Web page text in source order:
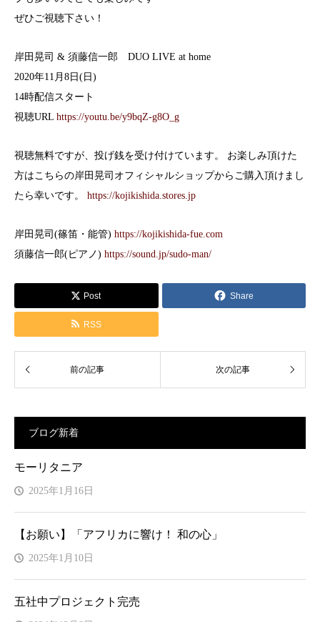
ぜひご視聴下さい！
岸田晃司 & 須藤信一郎 DUO LIVE at home
2020年11月8日(日)
14時配信スタート
視聴URL https://youtu.be/y9bqZ-g8O_g
視聴無料ですが、投げ銭を受け付けています。 お楽しみ頂けた
方はこちらの岸田晃司オフィシャルショップからご購入頂けまし
たら幸いです。 https://kojikishida.stores.jp
岸田晃司(篠笛・能管) https://kojikishida-fue.com
須藤信一郎(ピアノ) https://sound.jp/sudo-man/
Post Share
RSS
ブログ新着
モーリタニア
2025年1月16日
【お願い】「アフリカに響け！ 和の心」
2025年1月10日
五社中プロジェクト完売